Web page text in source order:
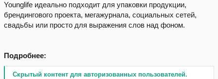
Younglife идеально подходит для упаковки продукции,
брендингового проекта, мегажурнала, социальных сетей,
свадьбы или просто для выражения слов над фоном.
Подробнее:
Скрытый контент для авторизованных пользователей.